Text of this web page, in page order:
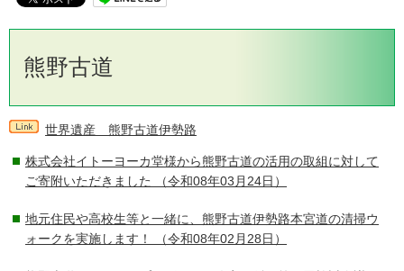
熊野古道
世界遺産 熊野古道伊勢路
株式会社イトーヨーカ堂様から熊野古道の活用の取組に対して
ご寄附いただきました
（令和08年03月24日）
地元住民や高校生等と一緒に、熊野古道伊勢路本宮道の清掃ウ
ォークを実施します！
（令和08年02月28日）